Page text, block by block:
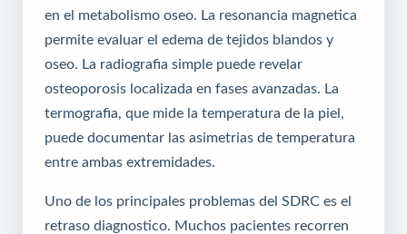
en el metabolismo oseo. La resonancia magnetica
permite evaluar el edema de tejidos blandos y
oseo. La radiografia simple puede revelar
osteoporosis localizada en fases avanzadas. La
termografia, que mide la temperatura de la piel,
puede documentar las asimetrias de temperatura
entre ambas extremidades.
Uno de los principales problemas del SDRC es el
retraso diagnostico. Muchos pacientes recorren